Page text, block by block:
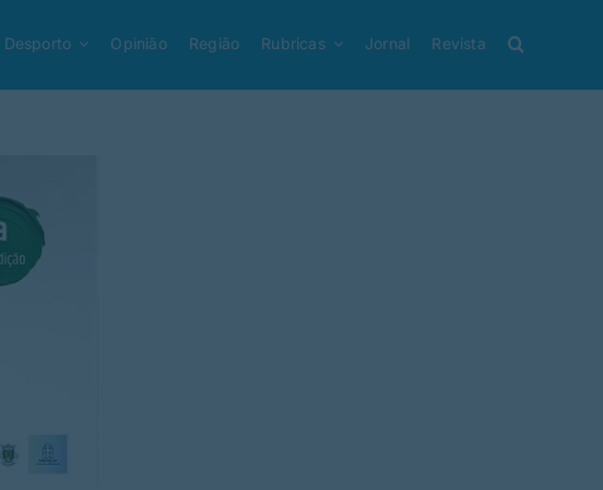
Desporto Opinião Região Rubricas Jornal Revista